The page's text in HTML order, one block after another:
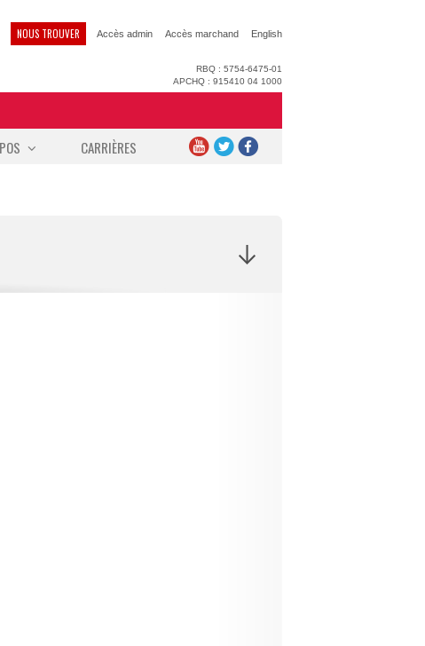
NOUS TROUVER Accès admin Accès marchand English
RBQ : 5754-6475-01
APCHQ : 915410 04 1000
CARRIÈRES